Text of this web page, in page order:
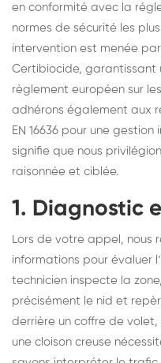
en conformité avec la
normes de sécurité les
intervention est menée
Certibiocide, garantissant
règlement européen sur
adhérons également aux
EN 16636 pour une
signifie que nous
raisonnée et ciblée.
1. Diagnostic
Lors de votre appel, nous
informations pour évaluer
technicien inspecte la
précisément le nid et
derrière un coffre de
une cloison creuse